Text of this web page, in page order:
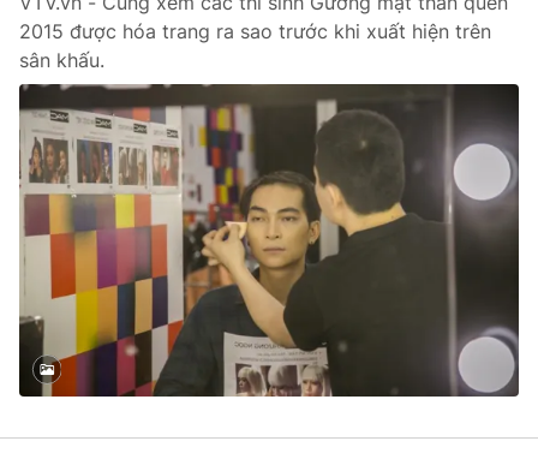
Ðiện thoại Thời báo VTV: 024.66 897 897
Email:toasoan@vtv.vn
Liên hệ quảng cáo:024-7300.7108
® Cấm sao chép dưới mọi hình thức nếu không có sự chấp
2015 được hóa trang ra sao trước khi xuất hiện trên
sân khấu.